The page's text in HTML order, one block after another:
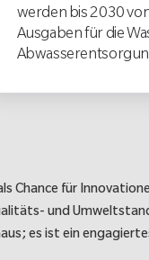
werden bis 2030
Ausgaben für die
Chance für
und
es ist ein